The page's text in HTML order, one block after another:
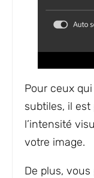
Pour ceux
subtiles, il
l’intensité
votre image.
De plus,